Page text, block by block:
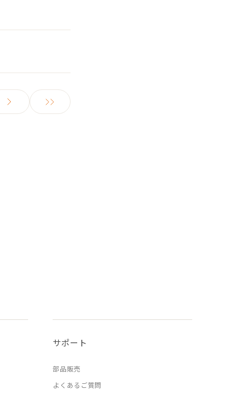
サポート
部品販売
よくあるご質問